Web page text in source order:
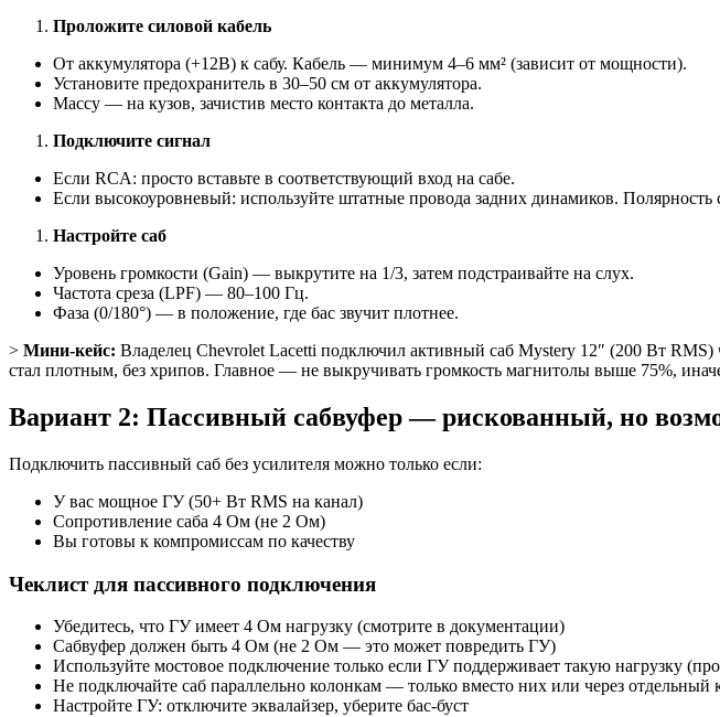
Проложите силовой кабель
От аккумулятора (+12В) к сабу. Кабель — минимум 4–6 мм² (зависит от мощности).
Установите предохранитель в 30–50 см от аккумулятора.
Массу — на кузов, зачистив место контакта до металла.
Подключите сигнал
Если RCA: просто вставьте в соответствующий вход на сабе.
Если высокоуровневый: используйте штатные провода задних динамиков.
Настройте саб
Уровень громкости (Gain) — выкрутите на 1/3, затем подстраивайте на слух.
Частота среза (LPF) — 80–100 Гц.
Фаза (0/180°) — в положение, где бас звучит плотнее.
> Мини-кейс: Владелец Chevrolet Lacetti подключил активный саб Mystery 12″ (200 Вт
стал плотным, без хрипов. Главное — не выкручивать громкость магнитолы выше 75%,
Вариант 2: Пассивный сабвуфер — рискованный, но
Подключить пассивный саб без усилителя можно только если:
У вас мощное ГУ (50+ Вт RMS на канал)
Сопротивление саба 4 Ом (не 2 Ом)
Вы готовы к компромиссам по качеству
Чеклист для пассивного подключения
Убедитесь, что ГУ имеет 4 Ом нагрузку (смотрите в документации)
Сабвуфер должен быть 4 Ом (не 2 Ом — это может повредить ГУ)
Используйте мостовое подключение только если ГУ поддерживает такую нагрузку
Не подключайте саб параллельно колонкам — только вместо них или через отдельный
Настройте ГУ: отключите эквалайзер, уберите бас-буст